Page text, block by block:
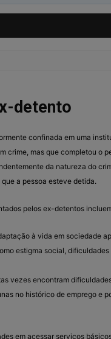
detento
confinada em uma
crime, mas que completou o
da natureza do
a pessoa esteve detida.
pelos ex-detentos
à vida em sociedade
estigma social, dificuldades
vezes encontram
no histórico de emprego e
em acessar serviços